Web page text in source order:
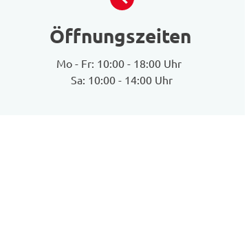
Öffnungszeiten
Mo - Fr: 10:00 - 18:00 Uhr
Sa: 10:00 - 14:00 Uhr